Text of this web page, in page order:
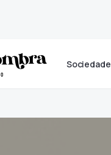
Sociedade